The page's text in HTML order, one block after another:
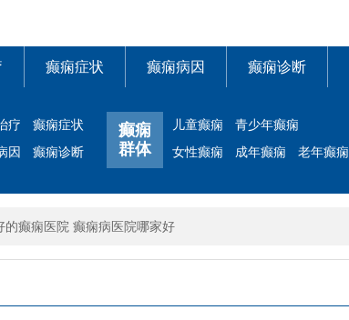
癫痫症状 癫痫病因 癫痫诊断
疗
癫痫症状
因
癫痫诊断
癫痫
群体
儿童癫痫
青少年癫痫
女性癫痫
成年癫痫 老年癫痫
的癫痫医院 癫痫病医院哪家好